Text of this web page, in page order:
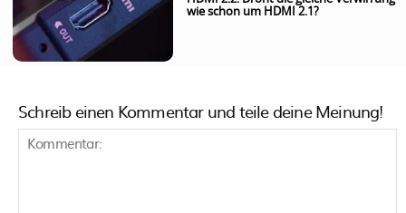
wie schon um HDMI 2.1?
Schreib einen Kommentar und teile deine Meinung!